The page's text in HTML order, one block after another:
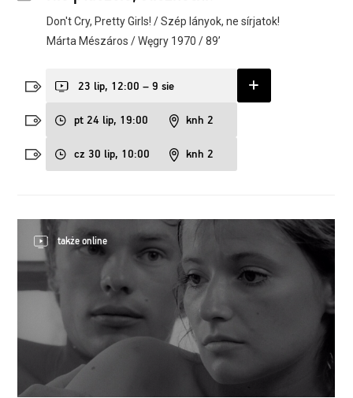
Don't Cry, Pretty Girls! / Szép lányok, ne sírjatok!
Márta Mészáros / Węgry 1970 / 89’
pt 24 lip, 19:00 knh 2
cz 30 lip, 10:00 knh 2
23 lip, 12:00 – 9 sie
także online